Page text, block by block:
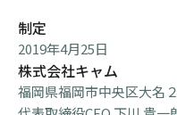
制定
2019年4月25日
株式会社キャム
福岡県福岡市中央区大名